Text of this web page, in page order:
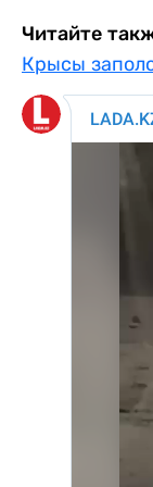
Читайте
Крысы